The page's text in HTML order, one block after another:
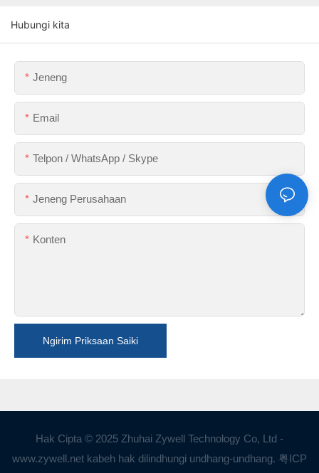
Hubungi kita
Jeneng
Email
Telpon / WhatsApp / Skype
Jeneng Perusahaan
Konten
Ngirim Priksaan Saiki
Hak Cipta © 2025 Zhuhai Zywell Technology Co, Ltd -
www.zywell.net kabeh hak dilindhungi undhang-undhang. 粤ICP